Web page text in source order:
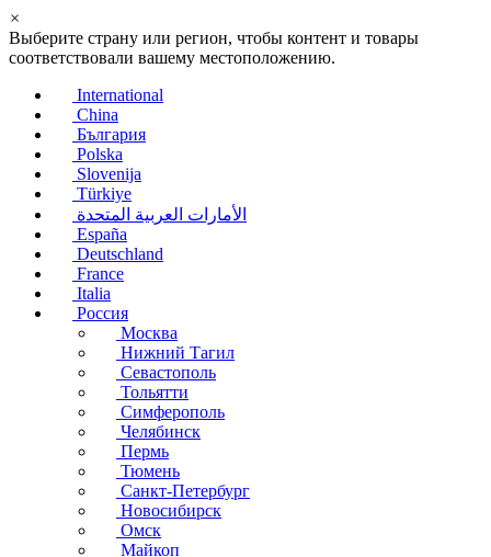
×
Выберите страну или регион, чтобы контент и товары
соответствовали вашему местоположению.
International
China
България
Polska
Slovenija
Türkiye
الأمارات العربية المتحدة
España
Deutschland
France
Italia
Россия
Москва
Нижний Тагил
Севастополь
Тольятти
Симферополь
Челябинск
Пермь
Тюмень
Санкт-Петербург
Новосибирск
Омск
Майкоп